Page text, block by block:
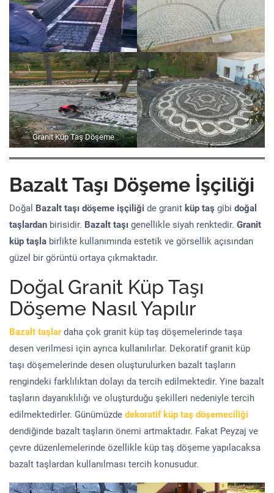
Granit Küp Taş Döşeme
Bazalt Taşı Döşeme İşçiliği
Doğal Bazalt taşı döşeme işçiliği de granit küp taş gibi doğal
taşlardan birisidir. Bazalt taşı genellikle siyah renktedir. Granit
küp taşla birlikte kullanımında estetik ve görsellik açısından
güzel bir görüntü ortaya çıkmaktadır.
Doğal Granit Küp Taşı
Döşeme Nasıl Yapılır
Bazalt taşlardaha çok granit küp taş döşemelerinde taşa
desen verilmesi için ayrıca kullanılırlar. Dekoratif granit küp
taşı döşemelerinde desen oluşturulurken bazalt taşların
rengindeki farklılıktan dolayı da tercih edilmektedir. Yine bazalt
taşların dayanıklılığı ve oluşturduğu şekilleri nedeniyle tercih
edilmektedirler. Günümüzde dekoratif küp taş döşemeciliği
dendiğinde bazalt taşların önemi artmaktadır. Fakat Peyzaj ve
çevre düzenlemelerinde özellikle küp taş döşeme yapılacaksa
bazalt taşlardan kullanılması tercih konusudur.